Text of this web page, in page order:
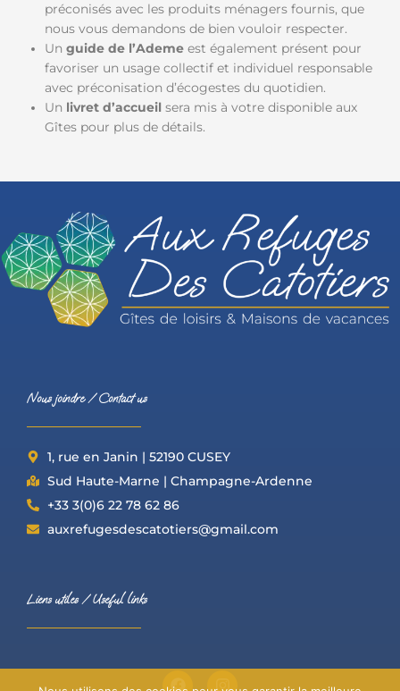
préconisés avec les produits ménagers fournis, que
nous vous demandons de bien vouloir respecter.
Un guide de l’Ademe est également présent pour
favoriser un usage collectif et individuel responsable
avec préconisation d’écogestes du quotidien.
Un livret d’accueil sera mis à votre disponible aux
Gîtes pour plus de détails.
Nous joindre / Contact us
1, rue en Janin | 52190 CUSEY
Sud Haute-Marne | Champagne-Ardenne
+33 3(0)6 22 78 62 86
auxrefugesdescatotiers@gmail.com
Liens utiles / Useful links